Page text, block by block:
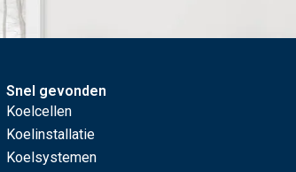
Snel gevonden
Koelcellen
Koelinstallatie
Koelsystemen